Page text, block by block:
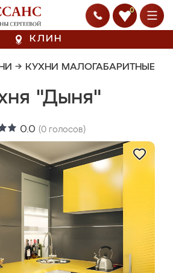
0
КЛИН
→ КУХНИ МАЛОГАБАРИТНЫЕ
"Дыня"
0.0 (0 голосов)